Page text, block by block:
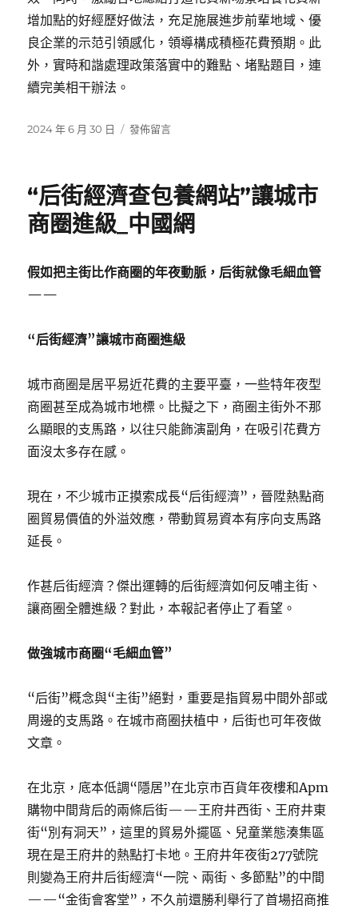
增加點的好經歷好做法，充足施展進步前輩地域、優
良企業的示范引領感化，領導構成積極花費預期。此
外，實時和諧處理政策落實中的難點、堵點題目，連
續完美相干辦法。
發
2024 年 6 月 30 日
在
的
宏
大
潛
出
——
度
成
委
查
養
解
《關
造
花
景
養
花
費
增
加
發佈留言
“后街經濟查包養網站”讓城市
商圈進級_中國網
假如把主街比作商圈的年夜動脈，后街就像毛細血管
——
“后街經濟”讓城市商圈進級
城市商圈是居平易近花費的主要平臺，一些特年夜型
商圈甚至成為城市地標。比擬之下，商圈主街外不那
么顯眼的支馬路，以往只能飾演副角，在吸引花費方
面沒太多存在感。
現在，不少城市正摸索成長“后街經濟”，晉陞熱點商
圈貿易價值的外溢效應，帶動貿易資本有序向支馬路
延長。
作甚后街經濟？傑出運轉的后街經濟如何反哺主街、
讓商圈全體進級？對此，本報記者停止了看望。
做強城市商圈“毛細血管”
“后街”概念與“主街”絕對，重要是指貿易中間外部或
周邊的支馬路。在城市商圈扶植中，后街也可年夜做
文章。
在北京，底本低調“隱居”在北京市百貨年夜樓和Apm
購物中間背后的兩條后街——王府井西街、王府井東
街“別有洞天”，這里的貿易外擺區、兒童業態湊集區
現在是王府井的熱點打卡地。王府井年夜街277號院
則變為王府井后街經濟“一院、兩街、多節點”的中間
——“金街會客堂”，不久前還勝利舉行了首場招商推